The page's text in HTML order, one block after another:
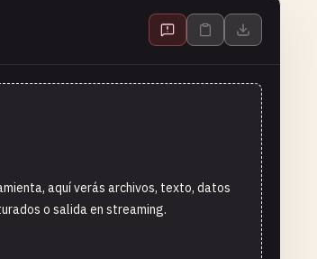
aquí verás archivos, texto, datos
o salida en streaming.